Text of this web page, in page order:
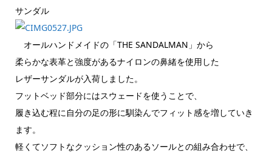
サンダル
オールハンドメイドの「THE SANDALMAN」から
柔らかな表革と強度があるナイロンの鼻緒を使用した
レザーサンダルが入荷しました。
フットベッド部分にはスウェードを使うことで、
履き込む程に自分の足の形に馴染んでフィット感を増していき
ます。
軽くてソフトなクッション性のあるソールとの組み合わせで、